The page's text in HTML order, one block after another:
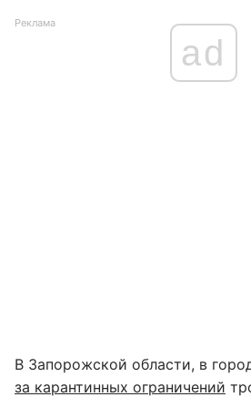
Реклама
ad
В Запорожской области, в
за карантинных ограничений